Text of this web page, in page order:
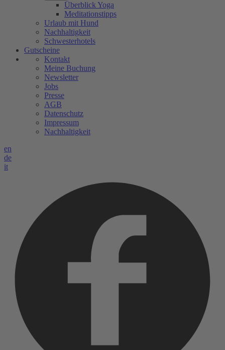
Überblick Yoga
Meditationstipps
Urlaub mit Hund
Nachhaltigkeit
Schwesterhotels
Gutscheine
Kontakt
Meine Buchung
Newsletter
Jobs
Presse
AGB
Datenschutz
Impressum
Nachhaltigkeit
en
de
it